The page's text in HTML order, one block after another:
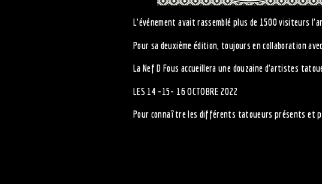
L’événement avait rassemblé plus de 1500 visiteurs
Pour sa deuxième édition, toujours en collaboration
La Nef D Fous accueillera une douzaine d’artistes
LES 14 -15- 16 OCTOBRE 2022
Pour connaître les différents tatoueurs présents et